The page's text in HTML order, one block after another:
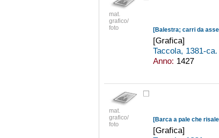
mat.
grafico/
foto
[Balestra; carri da
[Grafica]
Taccola, 1381-
Anno: 1427
mat.
grafico/
foto
[Grafica]